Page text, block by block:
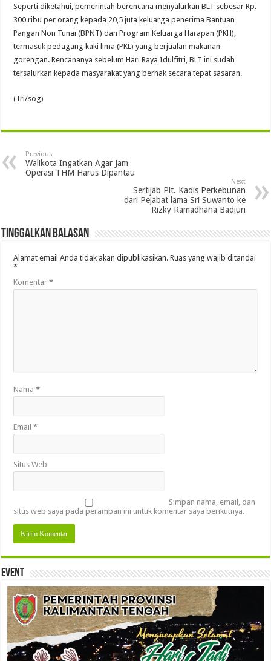
Seperti diketahui, pemerintah berencana menyalurkan BLT sebesar Rp.
300 ribu per orang kepada 20,5 juta keluarga penerima Bantuan
Pangan Non Tunai (BPNT) dan Program Keluarga Harapan (PKH),
termasuk pedagang kaki lima (PKL) yang berjualan makanan
gorengan. Rencananya sebelum Hari Raya Idulfitri, BLT ini sudah
tersalurkan kepada masyarakat yang berhak secara tepat sasaran.
(Tri/sog)
Previous
Walikota Ingatkan Agar Jam
Operasi THM Harus Dipantau
Next
Sertijab Plt. Kadis Perkebunan
dari Pejabat lama Sri Suwanto ke
Rizky Ramadhana Badjuri
Tinggalkan Balasan
Alamat email Anda tidak akan dipublikasikan. Ruas yang wajib ditandai
*
Komentar*
Nama*
Email*
Situs Web
Simpan nama, email, dan
situs web saya pada peramban ini untuk komentar saya berikutnya.
Event